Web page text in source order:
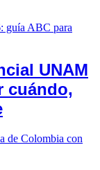
UNAM
cuándo,